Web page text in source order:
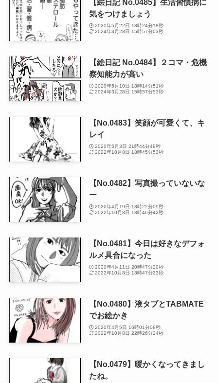
【絵日記 No.0485】生活習慣病に
気をつけましょう
2020年5月22日 18時24分18秒
2024年3月28日 15時57分03秒
【絵日記 No.0484】２コマ・危機
察知能力が高い
2020年5月10日 18時14分51秒
2024年3月28日 15時57分53秒
【No.0483】笑顔が可愛くて、キ
レイ
2020年5月3日 21時44分49秒
2022年10月8日 18時45分53秒
【No.0482】写真撮っていないな
ー
2020年4月19日 18時22分09秒
2022年10月8日 18時46分42秒
【No.0481】今日は好きなデフォ
ルメ具合になった
2020年4月11日 20時47分20秒
2022年10月8日 18時47分23秒
【No.0480】液タブとTABMATE
でお絵かき
2020年4月5日 16時01分08秒
2022年10月8日 22時26分24秒
【No.0479】暖かくなってきまし
たね。